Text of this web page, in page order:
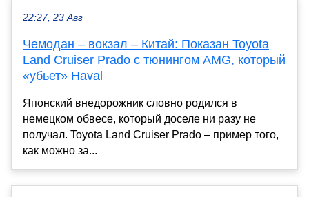
22:27, 23 Авг
Чемодан – вокзал – Китай: Показан Toyota
Land Cruiser Prado с тюнингом AMG, который
«убьет» Haval
Японский внедорожник словно родился в
немецком обвесе, который доселе ни разу не
получал. Toyota Land Cruiser Prado – пример того,
как можно за...